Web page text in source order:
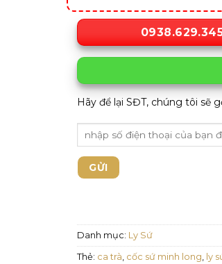
Hãy để lại SĐT, chúng tôi sẽ
Danh mục: Ly Sứ
Thẻ: ca trà cốc sứ minh long ly